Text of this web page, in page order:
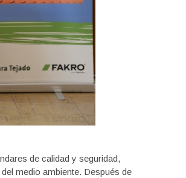
de calidad y seguridad,
medio ambiente. Después de